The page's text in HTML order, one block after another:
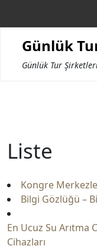
Günlük
Günlük Tur
Liste
Kongre
Bilgi Gözlüğü –
En Ucuz Su Arıtma
Cihazları